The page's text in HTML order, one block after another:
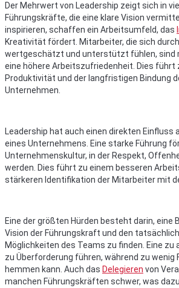
Der Mehrwert von Leadership zeigt sich in
Führungskräfte, die eine klare Vision
inspirieren, schaffen ein Arbeitsumfeld, das
Kreativität fördert. Mitarbeiter, die sich
wertgeschätzt und unterstützt fühlen, sind
eine höhere Arbeitszufriedenheit. Dies führt
Produktivität und der langfristigen Bindung
Unternehmen.
Leadership hat auch einen direkten Einfluss
eines Unternehmens. Eine starke Führung
Unternehmenskultur, in der Respekt,
werden. Dies führt zu einem besseren
stärkeren Identifikation der Mitarbeiter mit
Eine der größten Hürden besteht darin, eine
Vision der Führungskraft und den
Möglichkeiten des Teams zu finden. Eine
zu Überforderung führen, während zu wenig
hemmen kann. Auch das Delegieren von
manchen Führungskräften schwer, was